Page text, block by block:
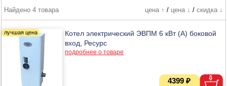
Найдено 4 товара
цена ↑ / цена ↓ / скидка ↓
Котел электрический ЭВПМ 6 кВт (А) боковой
вход, Ресурс
подробнее о товаре
4399 ₽